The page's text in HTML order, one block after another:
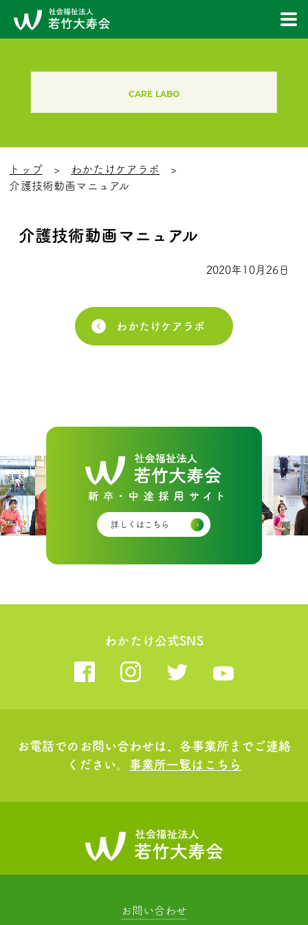
CARE LABO
トップ
わかたけケアラボ
介護技術動画マニュアル
介護技術動画マニュアル
2020年10月26日
わかたけケアラボ
詳しくはこちら
わかたけ公式SNS
お電話でのお問い合わせは、各事業所までご連絡
ください。 事業所一覧はこちら
お問い合わせ